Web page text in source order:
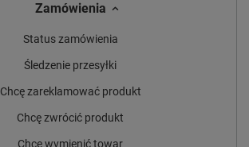
Zamówienia
Status zamówienia
Śledzenie przesyłki
Chcę zareklamować produkt
Chcę zwrócić produkt
Chcę wymienić towar